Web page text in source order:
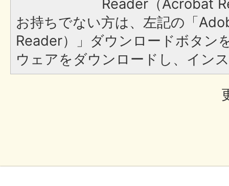
Reader（Acrobat
お持ちでない方は、左記の「
Reader）」ダウンロードボタン
ウェアをダウンロードし、イン